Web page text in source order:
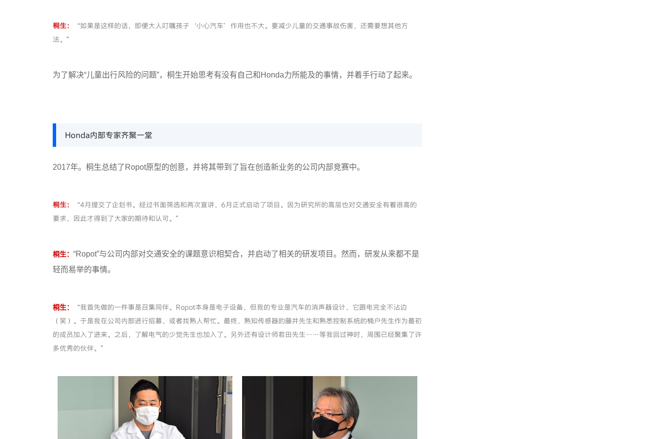
桐生：
“如果是这样的话，即便大人叮嘱孩子‘小心汽车’作用也不大。要减少儿童的交通事故伤害，还需要想其他方
法。”
为了解决“儿童出行风险的问题”，桐生开始思考有没有自己和Honda力所能及的事情，并着手行动了起来。
Honda内部专家齐聚一堂
2017年。桐生总结了Ropot原型的创意，并将其带到了旨在创造新业务的公司内部竞赛中。
桐生：
“4月提交了企划书。经过书面筛选和两次宣讲，6月正式启动了项目。因为研究所的高层也对交通安全有着很高的
要求，因此才得到了大家的期待和认可。”
桐生： “Ropot”与公司内部对交通安全的课题意识相契合，并启动了相关的研发项目。然而，研发从来都不是
轻而易举的事情。
桐生：
“我首先做的一件事是召集同伴。Ropot本身是电子设备，但我的专业是汽车的消声器设计，它跟电完全不沾边
（笑）。于是我在公司内部进行招募，或者找熟人帮忙。最终，熟知传感器的藤井先生和熟悉控制系统的楠户先生作为最初
的成员加入了进来。之后，了解电气的少觉先生也加入了。另外还有设计师若田先生……等我回过神时，周围已经聚集了许
多优秀的伙伴。”